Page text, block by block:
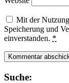
Mit der
Speicherung und
einverstanden. *
Suche: